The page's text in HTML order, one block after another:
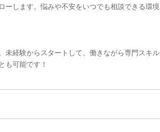
ーします。悩みや不安をいつでも相談できる環境
未経験からスタートして、働きながら専門スキル
も可能です！